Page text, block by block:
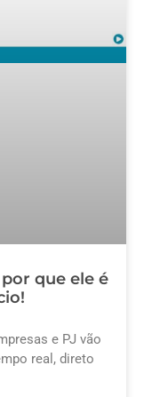
que ele é
e PJ vão
real, direto